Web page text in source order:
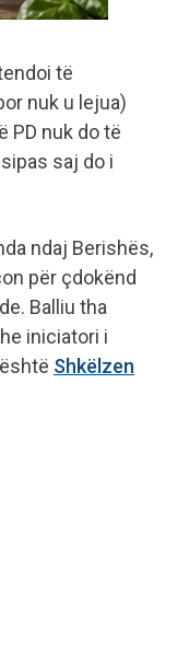
të
nuk u lejua)
PD nuk do të
saj do i
ndaj Berishës,
për çdokënd
Balliu tha
iniciatori i
Shkëlzen